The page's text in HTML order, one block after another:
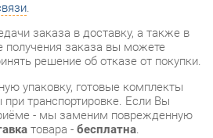
упаковку, готовые комплекты
транспортировке. Если Вы
- мы заменим поврежденную
товара -бесплатна.
Готовые комплекты
1 год , а на некоторые модели – 2
темный - это качественное